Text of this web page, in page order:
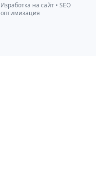
Изработка на сайт •SEO
оптимизация